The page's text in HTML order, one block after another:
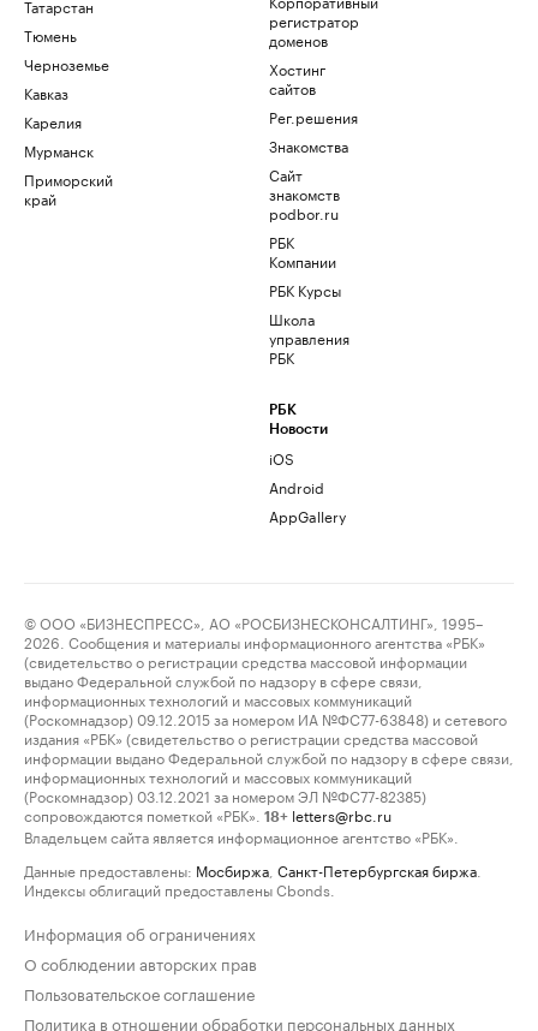
Татарстан
Тюмень
Черноземье
Кавказ
Карелия
Мурманск
Приморский
край
регистратор
доменов
Хостинг
сайтов
Рег.решения
Знакомства
Сайт
знакомств
podbor.ru
РБК
Компании
РБК Курсы
Школа
управления
РБК
РБК
Новости
iOS
Android
AppGallery
© ООО «БИЗНЕСПРЕСС», АО «РОСБИЗНЕСКОНСАЛТИНГ», 1995–
2026. Сообщения и материалы информационного агентства «РБК»
(свидетельство о регистрации средства массовой информации
выдано Федеральной службой по надзору в сфере связи,
информационных технологий и массовых коммуникаций
(Роскомнадзор) 09.12.2015 за номером ИА №ФС77-63848) и сетевого
издания «РБК» (свидетельство о регистрации средства массовой
информации выдано Федеральной службой по надзору в сфере связи,
информационных технологий и массовых коммуникаций
(Роскомнадзор) 03.12.2021 за номером ЭЛ №ФС77-82385)
сопровождаются пометкой «РБК».
18+ letters@rbc.ru
Владельцем сайта является информационное агентство «РБК».
Данные предоставлены: Мосбиржа Санкт-Петербургская биржа
Индексы облигаций предоставлены Cbonds.
Информация об ограничениях
О соблюдении авторских прав
Пользовательское соглашение
Политика в отношении обработки персональных данных